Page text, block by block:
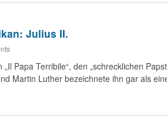
Julius II.
Papa Terribile“, den „schrecklichen
Martin Luther bezeichnete ihn gar als